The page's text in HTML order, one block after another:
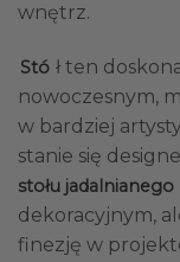
wnętrz.
Stó ł ten
nowoczesnym,
w bardziej
stanie się
stołu jadalnianego
dekoracyjnym,
finezję w